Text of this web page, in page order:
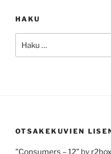
HAKU
OTSAKEKUVIEN
”Consumers – 12” by r2hox